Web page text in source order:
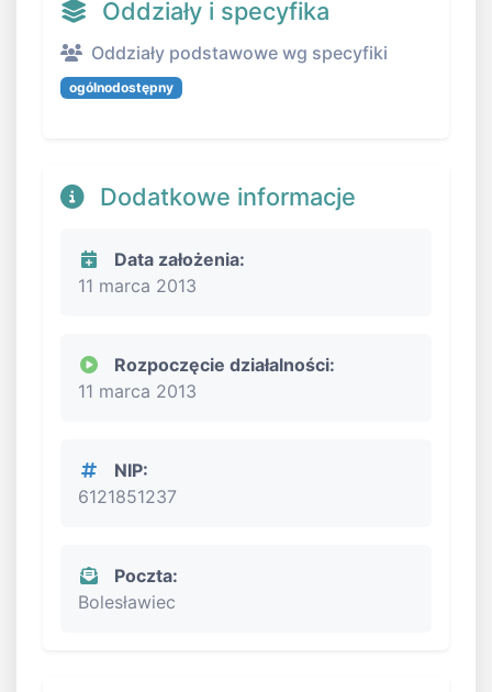
Oddziały i specyfika
Oddziały podstawowe wg specyfiki
ogólnodostępny
Dodatkowe informacje
Data założenia:
11 marca 2013
Rozpoczęcie działalności:
11 marca 2013
NIP:
6121851237
Poczta:
Bolesławiec